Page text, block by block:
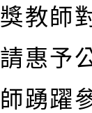
獎教師
請惠予
師踴躍